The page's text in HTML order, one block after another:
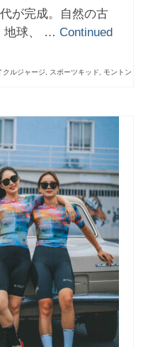
が完成。自然の古
地球、 … Continued
クルジャージ スポーツキッド モントン